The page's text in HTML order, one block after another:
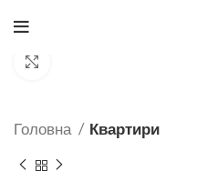
Головна Квартири